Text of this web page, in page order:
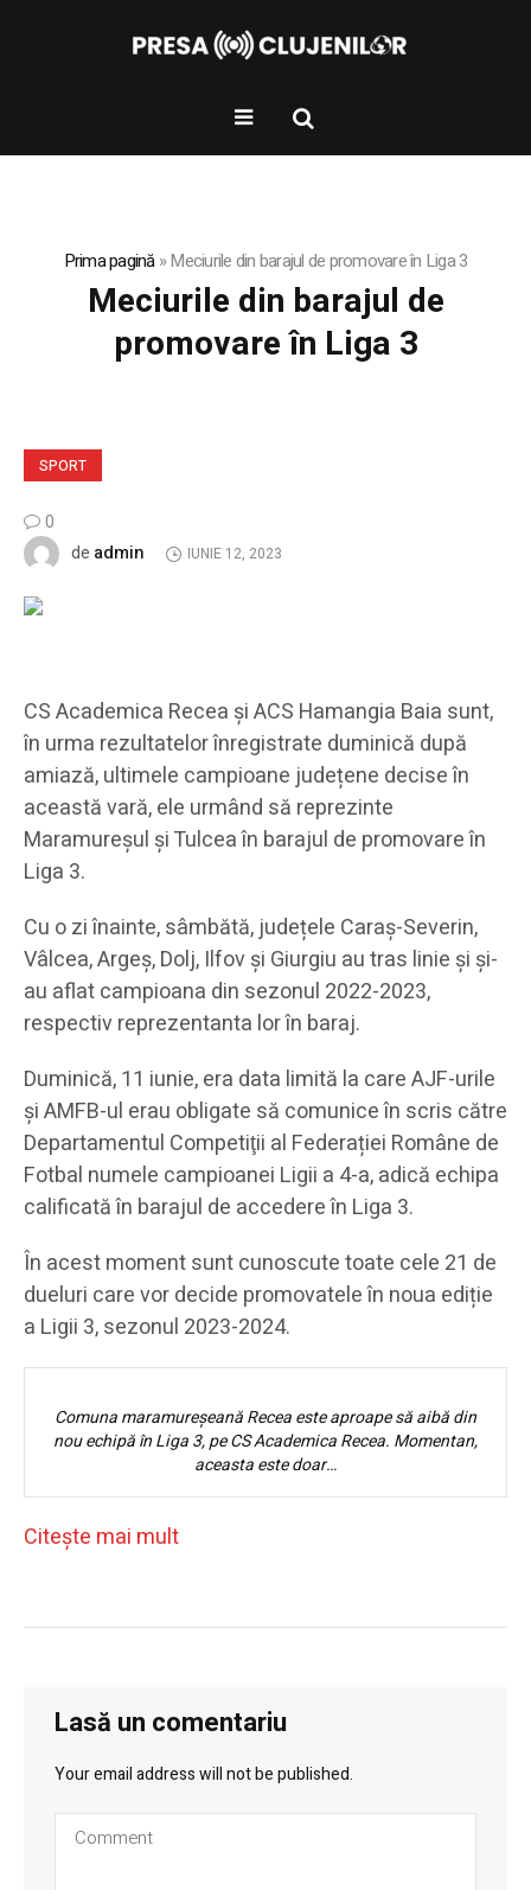
Prima pagină»Meciurile din barajul de promovare în Liga 3
Meciurile din barajul de
promovare în Liga 3
SPORT
0
de admin IUNIE 12, 2023
CS Academica Recea și ACS Hamangia Baia sunt,
în urma rezultatelor înregistrate duminică după
amiază, ultimele campioane județene decise în
această vară, ele urmând să reprezinte
Maramureșul și Tulcea în barajul de promovare în
Liga 3.
Cu o zi înainte, sâmbătă, județele Caraș-Severin,
Vâlcea, Argeș, Dolj, Ilfov și Giurgiu au tras linie și și-
au aflat campioana din sezonul 2022-2023,
respectiv reprezentanta lor în baraj.
Duminică, 11 iunie, era data limită la careAJF-urile
șiAMFB-ul erau obligate să comunice în scris către
Departamentul Competiţii al Federației Române de
Fotbal numele campioanei Ligii a 4-a, adică echipa
calificată în barajul de accedere în Liga 3.
În acest moment sunt cunoscute toate cele 21 de
dueluri care vor decide promovatele în noua ediție
a Ligii 3, sezonul 2023-2024.
Comuna maramureșeană Recea este aproape să aibă din
nou echipă în Liga 3, pe CS Academica Recea. Momentan,
aceasta este doar…
Citeşte mai mult
Lasă un comentariu
Your email address will not be published.